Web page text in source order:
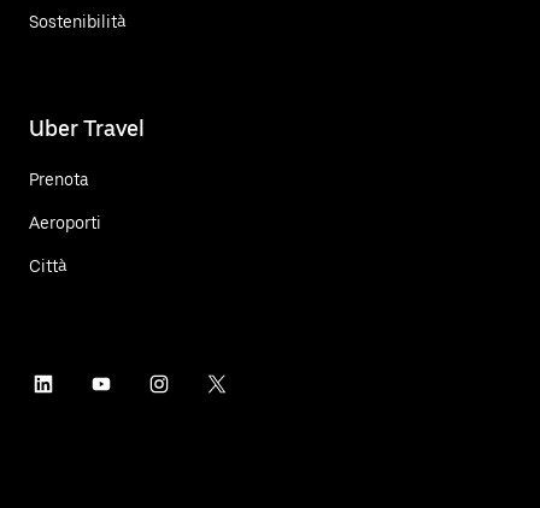
Sostenibilità
Uber Travel
Prenota
Aeroporti
Città